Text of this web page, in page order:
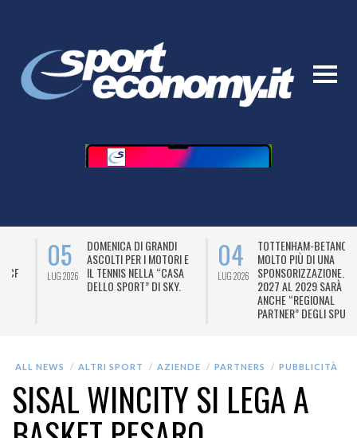
LUG 2026
DOMENICA DI GRANDI
ASCOLTI PER I MOTORI E
IL TENNIS NELLA “CASA
DELLO SPORT” DI SKY.
04
LUG 2026
TOTTENHAM-BETANO,
MOLTO PIÙ DI UNA
SPONSORIZZAZIONE. DAL
2027 AL 2029 SARÀ
ANCHE “REGIONAL
PARTNER” DEGLI SPURS.
ALL NEWS ALTRI SPORT AZIENDE PARTNERS PUBBLICITÀ
SISAL WINCITY SI LEGA A